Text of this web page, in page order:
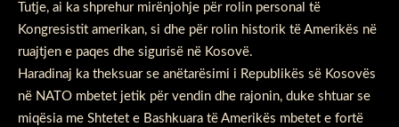
Tutje, ai ka shprehur mirënjohje për rolin personal të
Kongresistit amerikan, si dhe për rolin historik të Amerikës në
ruajtjen e paqes dhe sigurisë në Kosovë.
Haradinaj ka theksuar se anëtarësimi i Republikës së Kosovës
në NATO mbetet jetik për vendin dhe rajonin, duke shtuar se
miqësia me Shtetet e Bashkuara të Amerikës mbetet e fortë